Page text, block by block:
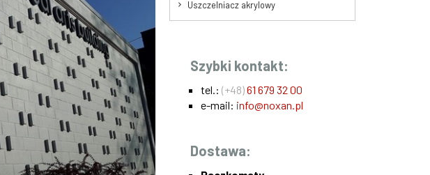
Uszczelniacz akrylowy
Szybki kontakt:
tel.: (+48)61 679 32 00
e-mail: info@noxan.pl
Dostawa: